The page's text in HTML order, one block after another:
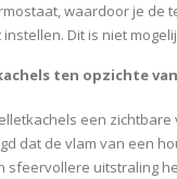
waardoor je de
Dit is niet
ten opzichte
een zichtbare
dat de vlam van een
sfeervollere uitstraling